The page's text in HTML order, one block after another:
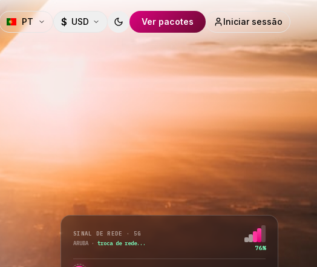
PT $ USD Toggle theme
Ver pacotes Iniciar sessão
SINAL DE REDE · 5G
ARUBA · todas as redes disponíveis
98%